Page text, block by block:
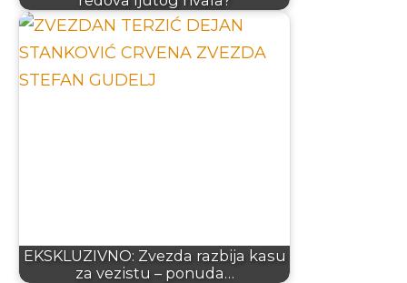
EKSKLUZIVNO: Zvezda razbija kasu
za vezistu – ponuda…